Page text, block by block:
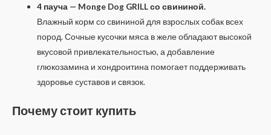
4 пауча — Monge Dog GRILL со свининой.
Влажный корм со свининой для взрослых собак всех
пород. Сочные кусочки мяса в желе обладают высокой
вкусовой привлекательностью, а добавление
глюкозамина и хондроитина помогает поддерживать
здоровье суставов и связок.
Почему стоит купить